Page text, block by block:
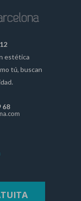
estética
tú, buscan
68